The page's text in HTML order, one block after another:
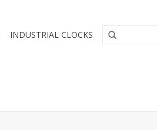
INDUSTRIAL CLOCKS